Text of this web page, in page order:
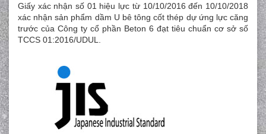
Giấy xác nhận số 01 hiệu lực từ 10/10/2016 đến 10/10/2018
xác nhận sản phẩm dầm U bê tông cốt thép dự ứng lực căng
trước của Công ty cổ phần Beton 6 đạt tiêu chuẩn cơ sở số
TCCS 01:2016/UDUL.